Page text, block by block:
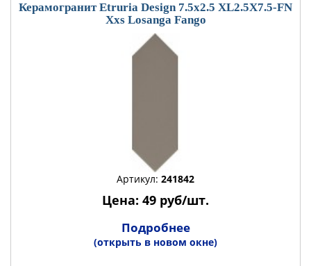
Керамогранит Etruria Design 7.5x2.5 XL2.5X7.5-FN
Xxs Losanga Fango
Артикул: 241842
Цена: 49 руб/шт.
Подробнее
(открыть в новом окне)